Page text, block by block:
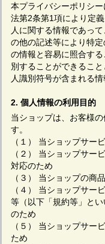
本プライバシーポリシ
法第2条第1項により定
人に関する情報であっ
の他の記述等により特
の情報と容易に照合す
別することができるこ
人識別符号が含まれる
2. 個人情報の利用目的
当ショップは、お客様
す。
（１） 当ショップサー
（２） 当ショップサー
対応のため
（３） 当ショップの商
（４） 当ショップサー
等（以下「規約等」と
のため
（５） 当ショップサー
ため